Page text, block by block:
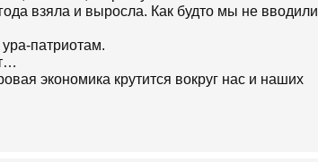
взяла и выросла. Как будто мы не вводили
патриотам.
экономика крутится вокруг нас и наших
виделся российским ура-патриотам